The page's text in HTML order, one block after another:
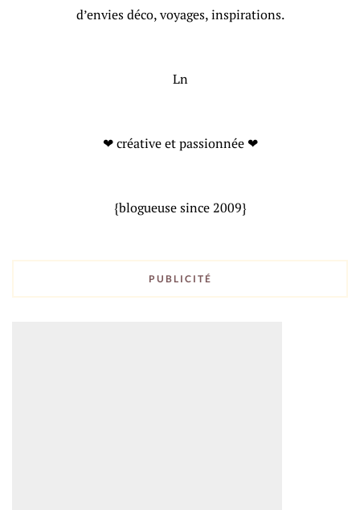
d’envies déco, voyages, inspirations.
Ln
❤ créative et passionnée ❤
{blogueuse since 2009}
PUBLICITÉ